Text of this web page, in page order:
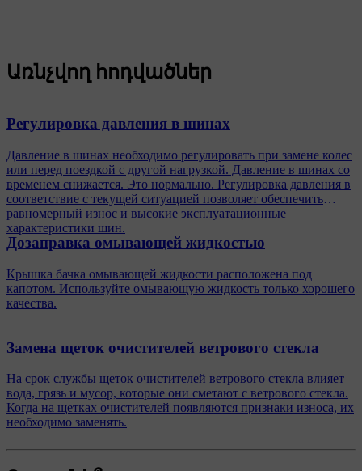
Առնչվող հոդվածներ
Регулировка давления в шинах
Давление в шинах необходимо регулировать при замене колес
или перед поездкой с другой нагрузкой. Давление в шинах со
временем снижается. Это нормально. Регулировка давления в
соответствие с текущей ситуацией позволяет обеспечить
равномерный износ и высокие эксплуатационные
характеристики шин.
Дозаправка омывающей жидкостью
Крышка бачка омывающей жидкости расположена под
капотом. Используйте омывающую жидкость только хорошего
качества.
Замена щеток очистителей ветрового стекла
На срок службы щеток очистителей ветрового стекла влияет
вода, грязь и мусор, которые они сметают с ветрового стекла.
Когда на щетках очистителей появляются признаки износа, их
необходимо заменять.